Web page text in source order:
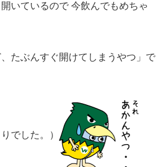
いているので 今飲んでもめちゃ
、たぶんすぐ開けてしまうやつ」で
でした。）